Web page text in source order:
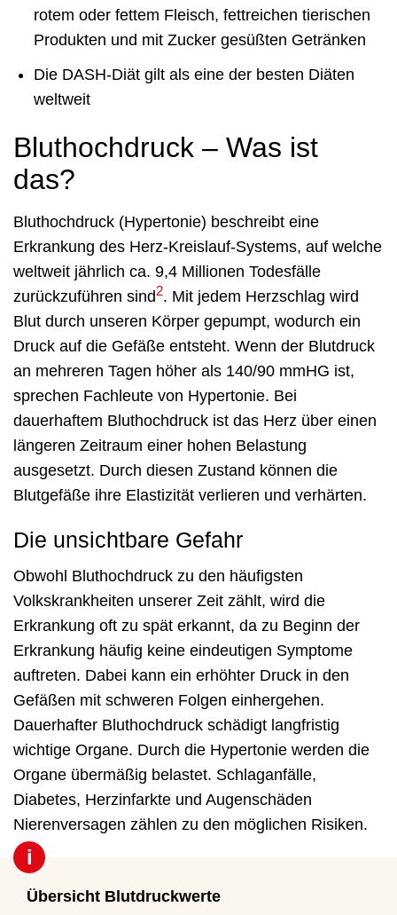
rotem oder fettem Fleisch, fettreichen tierischen
Produkten und mit Zucker gesüßten Getränken
Die DASH-Diät gilt als eine der besten Diäten
weltweit
Bluthochdruck – Was ist
das?
Bluthochdruck (Hypertonie) beschreibt eine
Erkrankung des Herz-Kreislauf-Systems, auf welche
weltweit jährlich ca. 9,4 Millionen Todesfälle
zurückzuführen sind2. Mit jedem Herzschlag wird
Blut durch unseren Körper gepumpt, wodurch ein
Druck auf die Gefäße entsteht. Wenn der Blutdruck
an mehreren Tagen höher als 140/90 mmHG ist,
sprechen Fachleute von Hypertonie. Bei
dauerhaftem Bluthochdruck ist das Herz über einen
längeren Zeitraum einer hohen Belastung
ausgesetzt. Durch diesen Zustand können die
Blutgefäße ihre Elastizität verlieren und verhärten.
Die unsichtbare Gefahr
Obwohl Bluthochdruck zu den häufigsten
Volkskrankheiten unserer Zeit zählt, wird die
Erkrankung oft zu spät erkannt, da zu Beginn der
Erkrankung häufig keine eindeutigen Symptome
auftreten. Dabei kann ein erhöhter Druck in den
Gefäßen mit schweren Folgen einhergehen.
Dauerhafter Bluthochdruck schädigt langfristig
wichtige Organe. Durch die Hypertonie werden die
Organe übermäßig belastet. Schlaganfälle,
Diabetes, Herzinfarkte und Augenschäden
Nierenversagen zählen zu den möglichen Risiken.
i
Übersicht Blutdruckwerte